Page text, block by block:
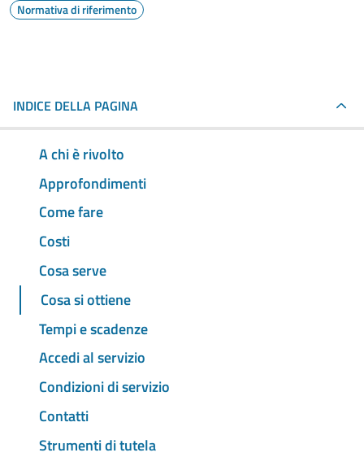
Normativa di riferimento
INDICE DELLA PAGINA
A chi è rivolto
Approfondimenti
Come fare
Costi
Cosa serve
Cosa si ottiene
Tempi e scadenze
Accedi al servizio
Condizioni di servizio
Contatti
Strumenti di tutela